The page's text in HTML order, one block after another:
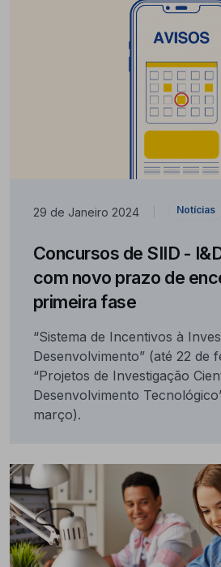
29 de Janeiro 2024 Notícias
Concursos de SIID -
com novo prazo de
primeira fase
“Sistema de Incentivos à
Desenvolvimento” (até 22 de
“Projetos de Investigação
Desenvolvimento
março).